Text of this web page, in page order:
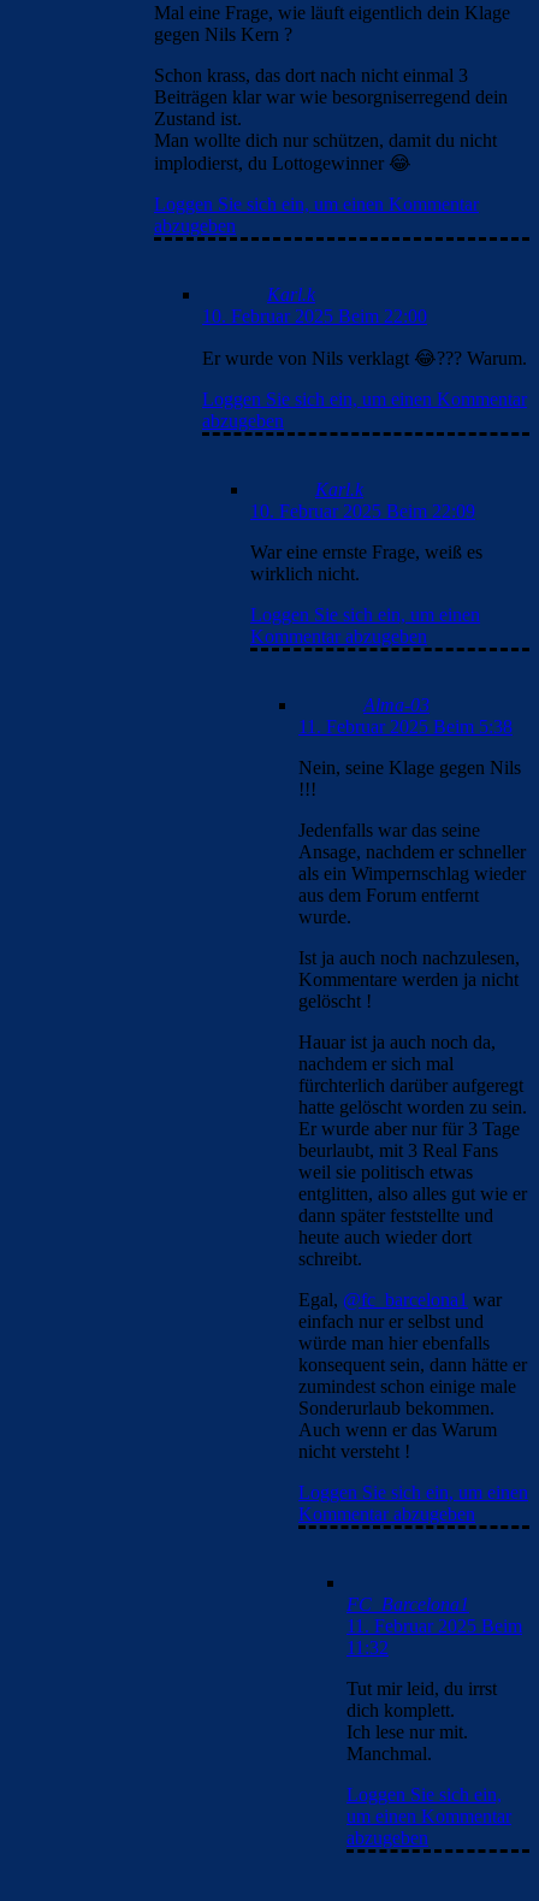
Mal eine Frage, wie läuft eigentlich dein Klage
gegen Nils Kern ?
Schon krass, das dort nach nicht einmal 3
Beiträgen klar war wie besorgniserregend dein
Zustand ist.
Man wollte dich nur schützen, damit du nicht
implodierst, du Lottogewinner 😂
Loggen Sie sich ein, um einen Kommentar
abzugeben
Karl.k
10. Februar 2025 Beim 22:00
Er wurde von Nils verklagt 😂??? Warum.
Loggen Sie sich ein, um einen Kommentar
abzugeben
Karl.k
10. Februar 2025 Beim 22:09
War eine ernste Frage, weiß es
wirklich nicht.
Loggen Sie sich ein, um einen
Kommentar abzugeben
Alma-03
11. Februar 2025 Beim 5:38
Nein, seine Klage gegen Nils
!!!
Jedenfalls war das seine
Ansage, nachdem er schneller
als ein Wimpernschlag wieder
aus dem Forum entfernt
wurde.
Ist ja auch noch nachzulesen,
Kommentare werden ja nicht
gelöscht !
Hauar ist ja auch noch da,
nachdem er sich mal
fürchterlich darüber aufgeregt
hatte gelöscht worden zu sein.
Er wurde aber nur für 3 Tage
beurlaubt, mit 3 Real Fans
weil sie politisch etwas
entglitten, also alles gut wie er
dann später feststellte und
heute auch wieder dort
schreibt.
Egal, @fc_barcelona1 war
einfach nur er selbst und
würde man hier ebenfalls
konsequent sein, dann hätte er
zumindest schon einige male
Sonderurlaub bekommen.
Auch wenn er das Warum
nicht versteht !
Loggen Sie sich ein, um einen
Kommentar abzugeben
FC_Barcelona1
11. Februar 2025 Beim
11:32
Tut mir leid, du irrst
dich komplett.
Ich lese nur mit.
Manchmal.
Loggen Sie sich ein,
um einen Kommentar
abzugeben